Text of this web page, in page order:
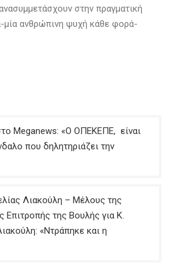
στην πραγματική
μία ανθρώπινη ψυχή κάθε φορά-
Meganews: «Ο ΟΠΕΚΕΠΕ, είναι
που δηλητηριάζει την
Λιακούλη – Μέλους της
Επιτροπής της Βουλής για Κ.
«Ντράπηκε και η